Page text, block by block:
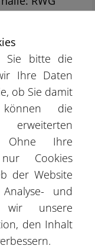
Sie bitte die
Ihre Daten
ob Sie damit
die
Ohne Ihre
Cookies
der Website
und
wir unsere
den Inhalt